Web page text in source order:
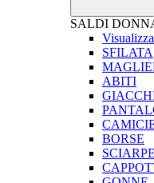
SALDI
SFILATA
ABITI
BORSE